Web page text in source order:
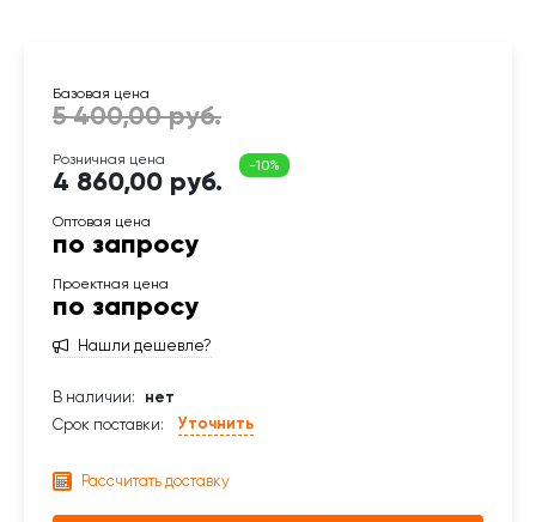
4 860,00 руб.
по запросу
по запросу
Нашли дешевле?
В наличии:
нет
Срок поставки:
Уточнить
Рассчитать доставку